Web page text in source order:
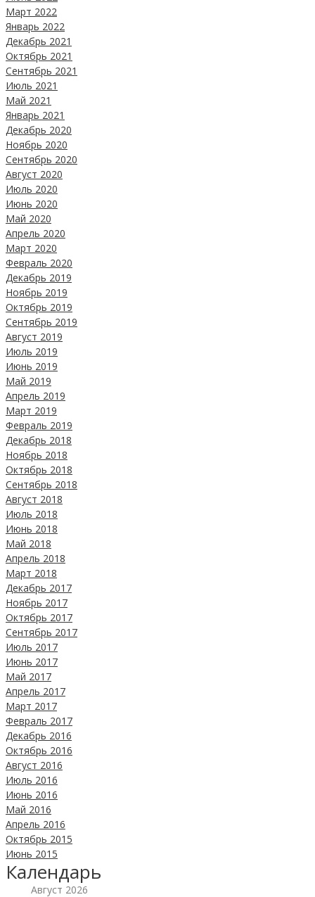
Март 2022
Январь 2022
Декабрь 2021
Октябрь 2021
Сентябрь 2021
Июль 2021
Май 2021
Январь 2021
Декабрь 2020
Ноябрь 2020
Сентябрь 2020
Август 2020
Июль 2020
Июнь 2020
Май 2020
Апрель 2020
Март 2020
Февраль 2020
Декабрь 2019
Ноябрь 2019
Октябрь 2019
Сентябрь 2019
Август 2019
Июль 2019
Июнь 2019
Май 2019
Апрель 2019
Март 2019
Февраль 2019
Декабрь 2018
Ноябрь 2018
Октябрь 2018
Сентябрь 2018
Август 2018
Июль 2018
Июнь 2018
Май 2018
Апрель 2018
Март 2018
Декабрь 2017
Ноябрь 2017
Октябрь 2017
Сентябрь 2017
Июль 2017
Июнь 2017
Май 2017
Апрель 2017
Март 2017
Февраль 2017
Декабрь 2016
Октябрь 2016
Август 2016
Июль 2016
Июнь 2016
Май 2016
Апрель 2016
Октябрь 2015
Июнь 2015
Календарь
Август 2026